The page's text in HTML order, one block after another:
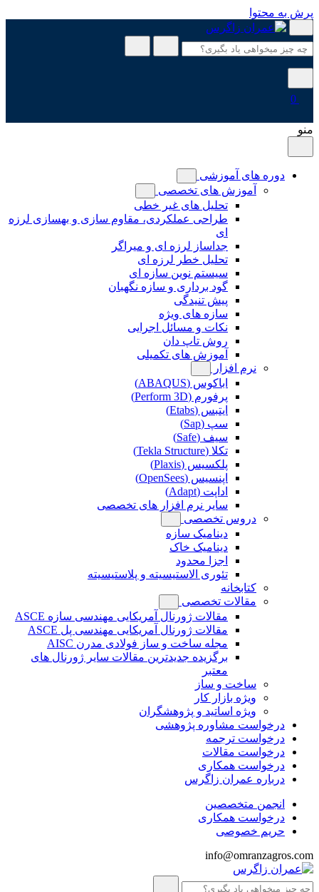
پرش به محتوا
0
منو
دوره های آموزشی
آموزش های تخصصی
تحلیل های غیر خطی
طراحی عملکردی، مقاوم سازی و بهسازی لرزه
ای
جداساز لرزه ای و میراگر
تحلیل خطر لرزه ای
سیستم نوین سازه ای
گود برداری و سازه نگهبان
پیش تنیدگی
سازه های ویژه
نکات و مسائل اجرایی
روش تاپ دان
آموزش های تکمیلی
نرم افزار
اباکوس (ABAQUS)
پرفورم (Perform 3D)
ایتبس (Etabs)
سپ (Sap)
سیف (Safe)
تکلا (Tekla Structure)
پلکسیس (Plaxis)
اپنسیس (OpenSees)
اداپت (Adapt)
سایر نرم افزار های تخصصی
دروس تخصصی
دینامیک سازه
دینامیک خاک
اجزا محدود
تئوری الاستیسیته و پلاستیسیته
کتابخانه
مقالات تخصصی
مقالات ژورنال آمریکایی مهندسی سازه ASCE
مقالات ژورنال آمریکایی مهندسی پل ASCE
مجله ساخت و ساز فولادی مدرن AISC
برگزیده جدیدترین مقالات سایر ژورنال های
معتبر
ساخت و ساز
ویژه بازار کار
ویژه اساتید و پژوهشگران
درخواست مشاوره پژوهشی
درخواست ترجمه
درخواست مقالات
درخواست همکاری
درباره عمران زاگرس
انجمن متخصصین
درخواست همکاری
حریم خصوصی
info@omranzagros.com